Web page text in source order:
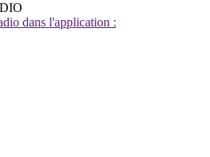
dans l'application :